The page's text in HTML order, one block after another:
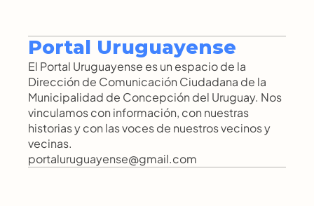
Portal Uruguayense
El Portal Uruguayense es un espacio de la
Dirección de Comunicación Ciudadana de la
Municipalidad de Concepción del Uruguay. Nos
vinculamos con información, con nuestras
historias y con las voces de nuestros vecinos y
vecinas.
portaluruguayense@gmail.com